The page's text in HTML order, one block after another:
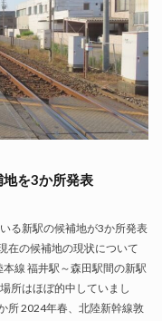
地を3か所発表
る新駅の候補地が3か所発表
在の候補地の現状について
線 福井駅～森田駅間の新駅
所はほぼ的中していまし
所 2024年春、北陸新幹線敦